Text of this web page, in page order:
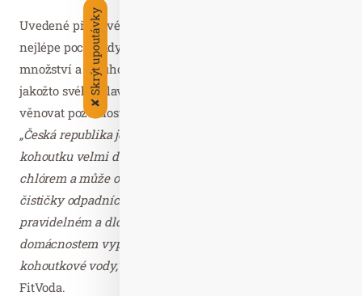
Uvedené příznivé účinky pití vody samozřejmě lidé
nejlépe pocítí, když čistou vodu pijí v dostatečném
množství a dlouhodobě. Při každodenním pití vody
jakožto svého hlavního nápoje bychom ovšem měli
věnovat pozornost kvalitě vody ve své domácnosti.
„Česká republika je na tom s kvalitou pitné vody z
kohoutku velmi dobře, i tak je ale naše voda často cítit
chlórem a může obsahovat zbytky léčiv a pesticidů, které
čističky odpadních vod neumí dokonale odfiltrovat. Při
pravidelném a dlouhodobém pití vody se tudíž
domácnostem vyplatí investovat do přístrojů na filtraci
kohoutkové vody,“
FitVoda.
✘
Skrýt upoutávky